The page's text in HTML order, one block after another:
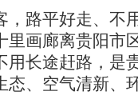
，路平好走、不
里画廊离贵阳市
用长途赶路，是
态、空气清新、